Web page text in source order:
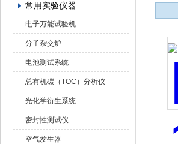
常用实验仪器
电子万能试验机
分子杂交炉
电池测试系统
总有机碳（TOC）分析仪
光化学衍生系统
密封性测试仪
空气发生器